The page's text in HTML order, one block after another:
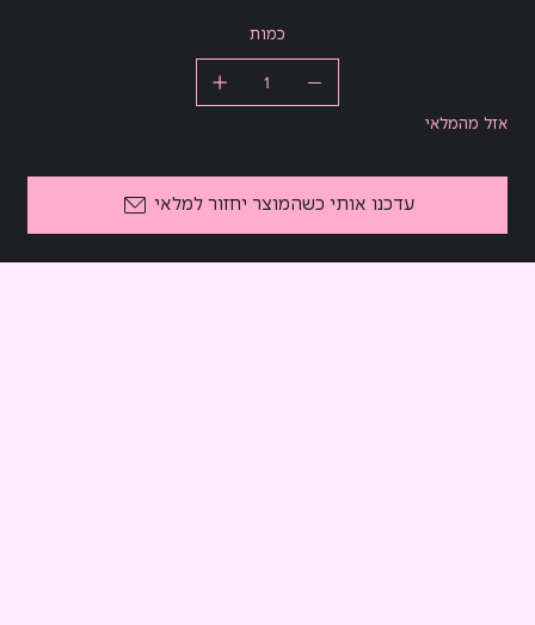
כמות
אזל מהמלאי
עדכנו אותי כשהמוצר יחזור למלאי